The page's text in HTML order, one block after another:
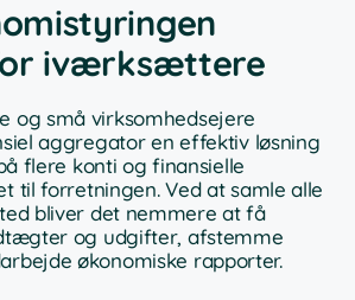
iværksættere
og små virksomhedsejere
aggregator en effektiv løsning
flere konti og finansielle
til forretningen. Ved at samle alle
bliver det nemmere at få
og udgifter, afstemme
økonomiske rapporter.